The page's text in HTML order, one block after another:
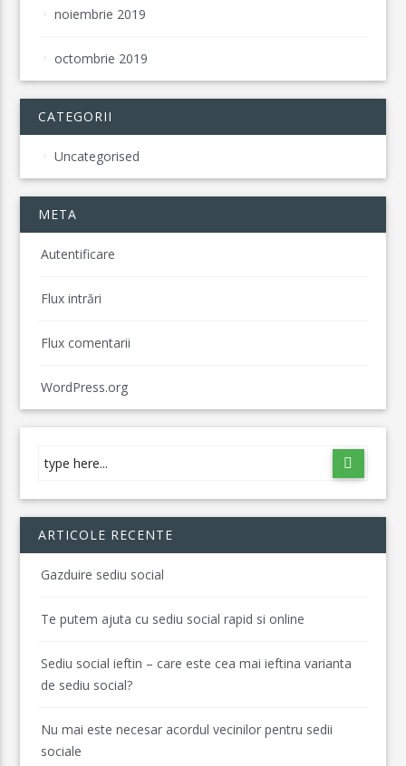
noiembrie 2019
octombrie 2019
CATEGORII
Uncategorised
META
Autentificare
Flux intrări
Flux comentarii
WordPress.org
ARTICOLE RECENTE
Gazduire sediu social
Te putem ajuta cu sediu social rapid si online
Sediu social ieftin – care este cea mai ieftina varianta
de sediu social?
Nu mai este necesar acordul vecinilor pentru sedii
sociale